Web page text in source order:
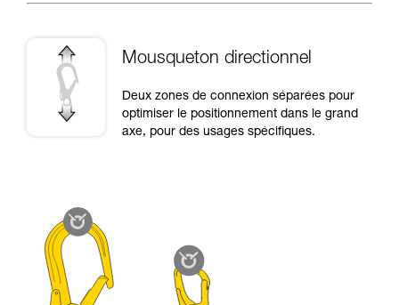
Mousqueton directionnel
Deux zones de connexion séparées pour
optimiser le positionnement dans le grand
axe, pour des usages spécifiques.